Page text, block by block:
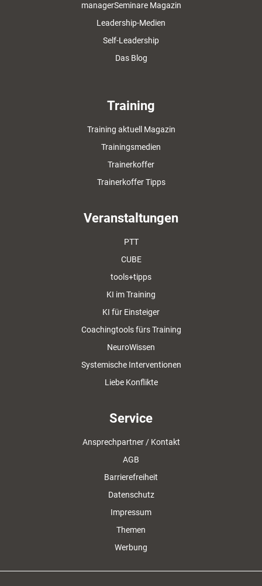
managerSeminare Magazin
Leadership-Medien
Self-Leadership
Das Blog
Training
Training aktuell Magazin
Trainingsmedien
Trainerkoffer
Trainerkoffer Tipps
Veranstaltungen
PTT
CUBE
tools+tipps
KI im Training
KI für Einsteiger
Coachingtools fürs Training
NeuroWissen
Systemische Interventionen
Liebe Konflikte
Service
Ansprechpartner / Kontakt
AGB
Barrierefreiheit
Datenschutz
Impressum
Themen
Werbung